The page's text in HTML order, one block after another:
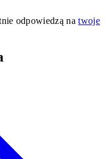
odpowiedzą natwoje